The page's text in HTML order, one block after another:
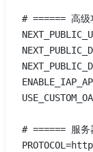
# ====== 高级
# ====== 服务